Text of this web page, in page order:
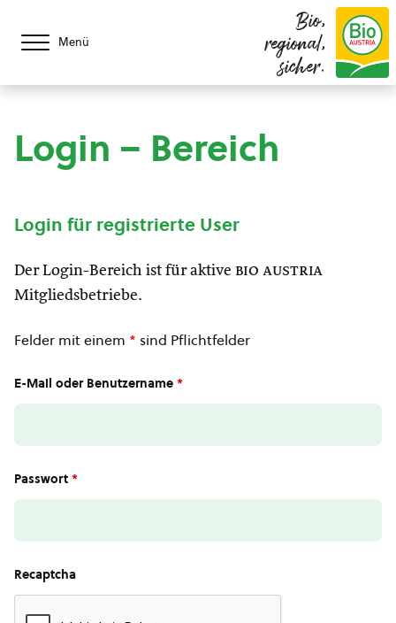
Menü
Bio,
regional,
sicher.
Login – Bereich
Login für registrierte User
Der Login-Bereich ist für aktive bio austria
Mitgliedsbetriebe.
Felder mit einem * sind Pflichtfelder
E-Mail oder Benutzername *
Passwort *
Recaptcha